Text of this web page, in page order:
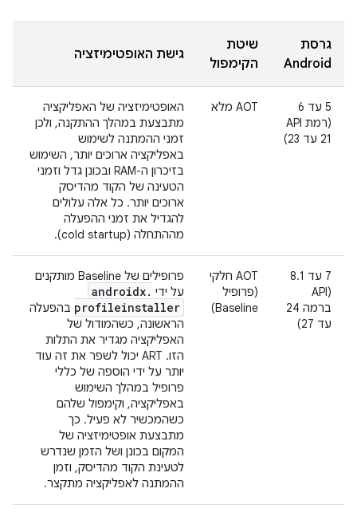
גרסת
Android
שיטת
הקימפול
גישת האופטימיזציה
‫5 עד 6
21 עד 23)
‫AOT מלא
האופטימיזציה של האפליקציה
מתבצעת במהלך ההתקנה, ולכן
זמני ההמתנה לשימוש
באפליקציה ארוכים יותר, השימוש
בזיכרון ה-RAM ובכונן גדל וזמני
הטעינה של הקוד מהדיסק
ארוכים יותר. כל אלה עלולים
להגדיל את זמני ההפעלה
מההתחלה (cold startup).
‫7 עד 8.1
(API
ברמה 24
עד 27)
‫AOT חלקי
(פרופיל
Baseline)
פרופילים של Baseline מותקנים
על ידי
androidx.
profileinstaller בהפעלה
הראשונה, כשהמודול של
האפליקציה מגדיר את התלות
הזו. ‫ART יכול לשפר את זה עוד
יותר על ידי הוספה של כללי
פרופיל במהלך השימוש
באפליקציה, וקימפול שלהם
כשהמכשיר לא פעיל. כך
מתבצעת אופטימיזציה של
המקום בכונן ושל הזמן שנדרש
לטעינת הקוד מהדיסק, וזמן
ההמתנה לאפליקציה מתקצר.